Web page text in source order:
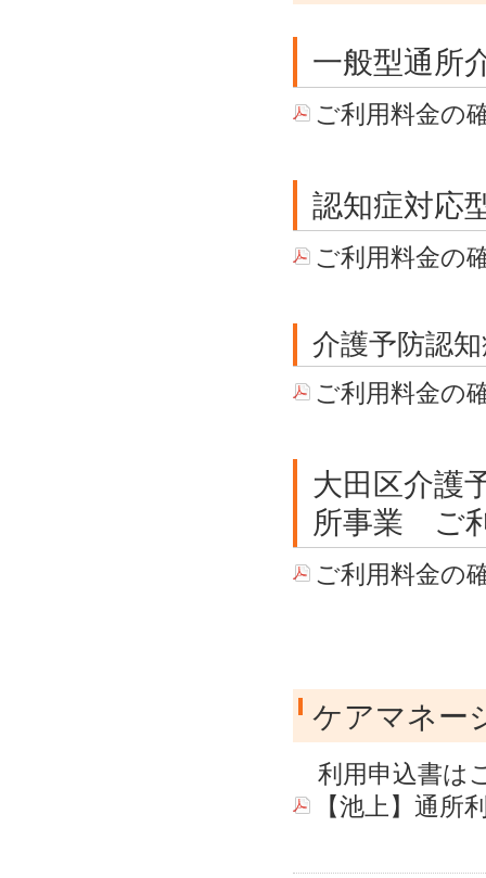
一般型通所
ご利用料金の
認知症対応
ご利用料金の
介護予防認
ご利用料金の
大田区介護
所事業 ご
ご利用料金の
ケアマネー
利用申込書は
【池上】通所